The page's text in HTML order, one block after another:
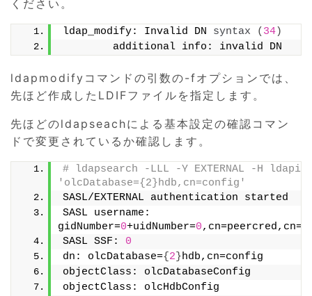
ください。
ldap_modify: Invalid DN syntax ( 34)
        additional info: invalid DN
ldapmodifyコマンドの引数の-fオプションでは、
先ほど作成したLDIFファイルを指定します。
先ほどのldapseachによる基本設定の確認コマン
ドで変更されているか確認します。
# ldapsearch -LLL -Y EXTERNAL -H
'olcDatabase={2}hdb,cn=config'
SASL/EXTERNAL authentication started
SASL username:
gidNumber=0+uidNumber=0
SASL SSF: 0
dn: olcDatabase={ 2 }hdb,cn=config
objectClass: olcDatabaseConfig
objectClass: olcHdbConfig